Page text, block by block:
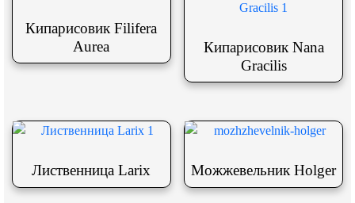
Кипарисовик Filifera
Aurea
Кипарисовик Nana
Gracilis
Лиственница Larix Можжевельник Holger